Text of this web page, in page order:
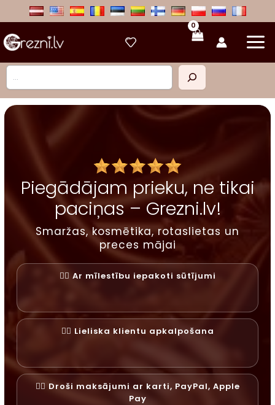
Meklēt
Piegādājam prieku, ne tikai
paciņas – Grezni.lv!
Smaržas, kosmētika, rotaslietas un
preces mājai
✓⃝ Ar mīlestību iepakoti sūtījumi
✓⃝ Lieliska klientu apkalpošana
✓⃝ Droši maksājumi ar karti, PayPal, Apple
Pay